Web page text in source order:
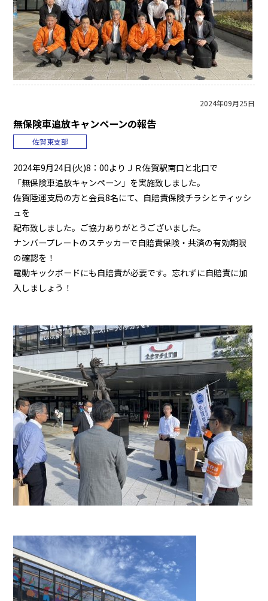
2024年09月25日
無保険車追放キャンペーンの報告
佐賀東支部
2024年9月24日(火)8：00よりＪＲ佐賀駅南口と北口で
「無保険車追放キャンペーン」を実施致しました。
佐賀陸運支局の方と会員8名にて、自賠責保険チラシとティッシ
ュを
配布致しました。ご協力ありがとうございました。
ナンバープレートのステッカーで自賠責保険・共済の有効期限
の確認を！
電動キックボードにも自賠責が必要です。忘れずに自賠責に加
入しましょう！